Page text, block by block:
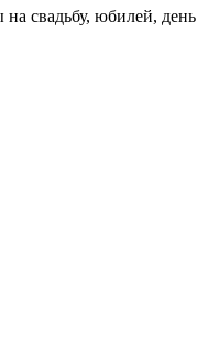
свадьбу, юбилей,